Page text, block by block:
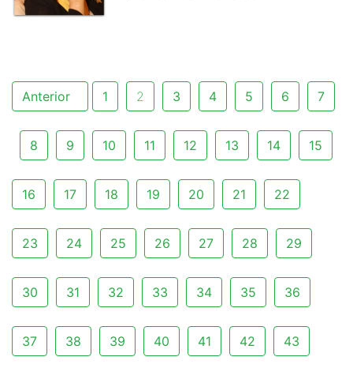
Anterior 1 2 3 4 5 6 7
8 9 10 11 12 13 14 15
16 17 18 19 20 21 22
23 24 25 26 27 28 29
30 31 32 33 34 35 36
37 38 39 40 41 42 43